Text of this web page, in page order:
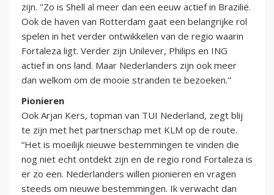
zijn. "Zo is Shell al meer dan een eeuw actief in Brazilië.
Ook de haven van Rotterdam gaat een belangrijke rol
spelen in het verder ontwikkelen van de regio waarin
Fortaleza ligt. Verder zijn Unilever, Philips en ING
actief in ons land. Maar Nederlanders zijn ook meer
dan welkom om de mooie stranden te bezoeken."
Pionieren
Ook Arjan Kers, topman van TUI Nederland, zegt blij
te zijn met het partnerschap met KLM op de route.
“Het is moeilijk nieuwe bestemmingen te vinden die
nog niet echt ontdekt zijn en de regio rond Fortaleza is
er zo een. Nederlanders willen pionieren en vragen
steeds om nieuwe bestemmingen. Ik verwacht dan